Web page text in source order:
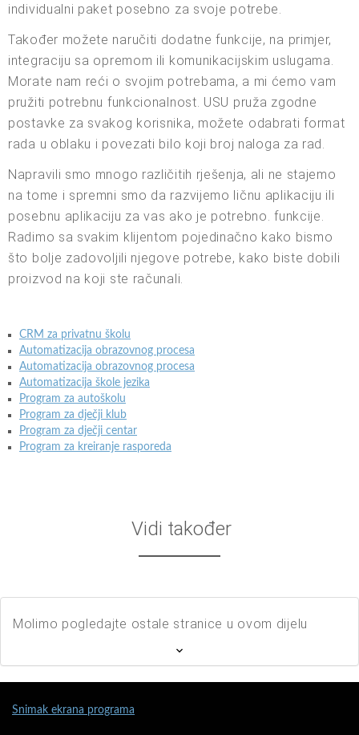
individualni paket posebno za svoje potrebe.
Također možete naručiti dodatne funkcije, na primjer,
integraciju sa opremom ili komunikacijskim uslugama.
Morate nam reći o svojim potrebama, a mi ćemo vam
pružiti potrebnu funkcionalnost. USU pruža zgodne
postavke za svakog korisnika, možete odabrati format
rada u oblaku i povezati bilo koji broj naloga za rad.
Napravili smo mnogo različitih rješenja, ali ne stajemo
na tome i spremni smo da razvijemo ličnu aplikaciju ili
posebnu aplikaciju za vas ako je potrebno. funkcije.
Radimo sa svakim klijentom pojedinačno kako bismo
što bolje zadovoljili njegove potrebe, kako biste dobili
proizvod na koji ste računali.
CRM za privatnu školu
Automatizacija obrazovnog procesa
Automatizacija obrazovnog procesa
Automatizacija škole jezika
Program za autoškolu
Program za dječji klub
Program za dječji centar
Program za kreiranje rasporeda
Vidi također
Molimo pogledajte ostale stranice u ovom dijelu
Snimak ekrana programa